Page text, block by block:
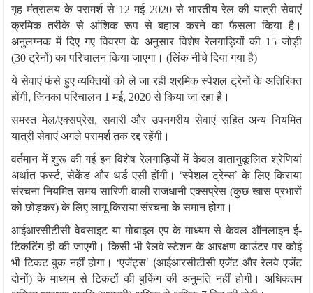
गृह मंत्रालय के परामर्श से 12 मई 2020से भारतीय रेल की यात्री सेवाएं
क्रमिक तरीके से आंशिक रूप से बहाल करने का फैसला किया है।
अनुलग्नक में दिए गए विवरण के अनुसार विशेष रेलगाड़ियों की 15जोड़ी
(30ट्रेनों) का परिचालन किया जाएगा। (लिंक नीचे दिया गया है)
ये सेवाएं फंसे हुए व्यक्तियों को ले जा रहीं श्रमिक स्पेशल ट्रेनों के अतिरिक्त
होंगी,जिनका परिचालन 1 मई, 2020से किया जा रहा है।
समस्त मेल/एक्सप्रेस,सवारी और उपनगरीय सेवाएं सहित अन्य नियमित
यात्री सेवाएं अगले परामर्श तक रद्द रहेंगी।
वर्तमान में शुरू की गई इन विशेष रेलगाड़ियों में केवल वातानुकूलित श्रेणियां
अर्थात फर्स्ट,सेकेंड और थर्ड एसी होंगी। ‘स्पेशल ट्रेन्स’के लिए किराया
संरचना नियमित समय सारिणी वाली राजधानी एक्सप्रेस (कुछ खास प्रभारों
को छोड़कर) के लिए लागू किराया संरचना के समान होगा।
आईआरसीटीसी वेबसाइट या मोबाइल एप के माध्यम से केवल ऑनलाइन ई-
टिकटिंग ही की जाएगी। किसी भी रेलवे स्टेशन के आरक्षण काउंटर पर कोई
भी टिकट बुक नहीं होगा। ‘एजेंट्स’ (आईआरसीटीसी एजेंट और रेलवे एजेंट
दोनों) के माध्यम से टिकटों की बुकिंग की अनुमति नहीं होगी। अधिकतम